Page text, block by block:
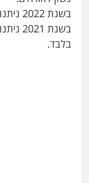
בשנת 2022 ניתנו 13 אלף רישיונות.
בלבד.